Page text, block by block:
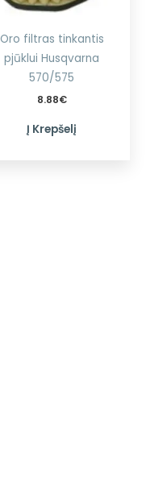
Oro filtras tinkantis
pjūklui Husqvarna
570/575
8.88€
Į Krepšelį